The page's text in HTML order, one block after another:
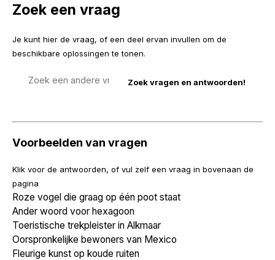
Zoek een vraag
Je kunt hier de vraag, of een deel ervan invullen om de
beschikbare oplossingen te tonen.
Voorbeelden van vragen
Klik voor de antwoorden, of vul zelf een vraag in bovenaan de
pagina
Roze vogel die graag op één poot staat
Ander woord voor hexagoon
Toeristische trekpleister in Alkmaar
Oorspronkelijke bewoners van Mexico
Fleurige kunst op koude ruiten